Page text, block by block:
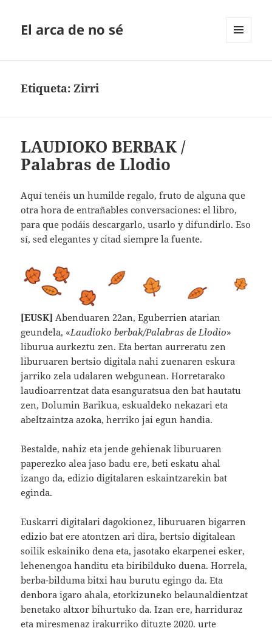
El arca de no sé
Etiqueta:Zirri
LAUDIOKO BERBAK /
Palabras de Llodio
Aquí tenéis un humilde regalo, fruto de alguna que
otra hora de entrañables conversaciones: el libro,
para que podáis descargarlo, usarlo y difundirlo. Eso
sí, sed elegantes y citad siempre la fuente.
[EUSK] Abenduaren 22an, Eguberrien atarian
geundela, «Laudioko berbak/Palabras de Llodio»
liburua aurkeztu zen. Eta bertan aurreratu zen
liburuaren bertsio digitala nahi zuenaren eskura
jarriko zela udalaren webgunean. Horretarako
laudioarrentzat data esanguratsua den bat hautatu
zen, Dolumin Barikua, eskualdeko nekazari eta
abeltzaintza azoka, herriko jai egun handia.
Bestalde, nahiz eta jende gehienak liburuaren
paperezko alea jaso badu ere, beti eskatu ahal
izango da, edizio digitalaren eskaintzarekin bat
eginda.
Euskarri digitalari dagokionez, liburuaren bigarren
edizio bat ere atontzen ari dira, bertsio digitalean
soilik eskainiko dena eta, jasotako ekarpenei esker,
lehenengoa handitu eta biribilduko duena. Horrela,
berba-bilduma bitxi hau burutu egingo da. Eta
denbora igaro ahala, etorkizuneko belaunaldientzat
benetako altxor bihurtuko da. Izan ere, harriduraz
eta miresmenaz irakurriko dituzte 2020. urte